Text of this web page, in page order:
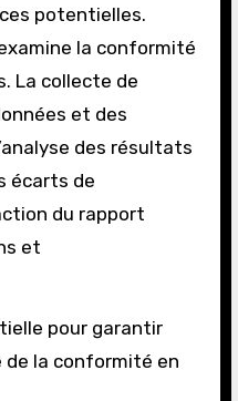
potentielles.
la conformité
La collecte de
et des
des résultats
écarts de
du rapport
et
pour garantir
la conformité en